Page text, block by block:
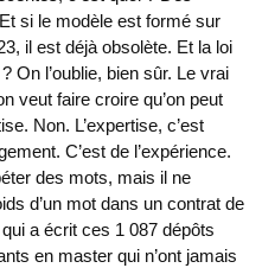
si le modèle est formé sur
il est déjà obsolète. Et la loi
On l’oublie, bien sûr. Le vrai
veut faire croire qu’on peut
Non. L’expertise, c’est
C’est de l’expérience.
des mots, mais il ne
d’un mot dans un contrat de
a écrit ces 1 087 dépôts
en master qui n’ont jamais